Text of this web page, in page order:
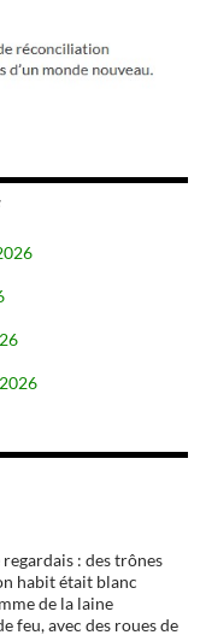
: des trônes
habit était blanc
de la laine
feu, avec des roues de